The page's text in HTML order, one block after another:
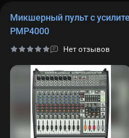
Микшерный пульт с
PMP4000
Нет отзывов